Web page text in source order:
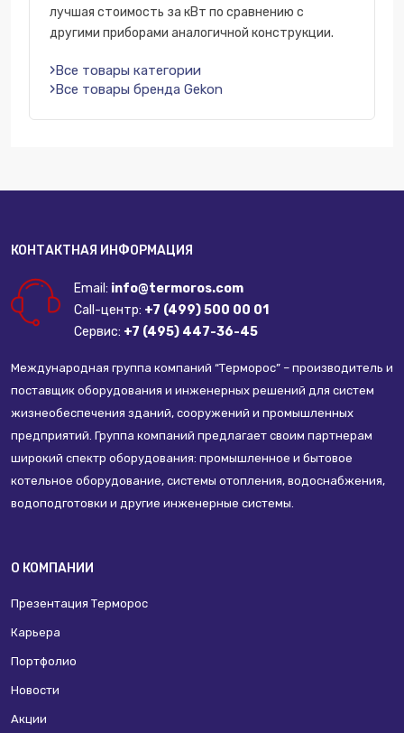
лучшая стоимость за кВт по сравнению с
другими приборами аналогичной конструкции.
Все товары категории
Все товары бренда Gekon
КОНТАКТНАЯ ИНФОРМАЦИЯ
Email: info@termoros.com
Call-центр: +7 (499) 500 00 01
Сервис: +7 (495) 447-36-45
Международная группа компаний “Терморос” – производитель и
поставщик оборудования и инженерных решений для систем
жизнеобеспечения зданий, сооружений и промышленных
предприятий. Группа компаний предлагает своим партнерам
широкий спектр оборудования: промышленное и бытовое
котельное оборудование, системы отопления, водоснабжения,
водоподготовки и другие инженерные системы.
О КОМПАНИИ
Презентация Терморос
Карьера
Портфолио
Новости
Акции